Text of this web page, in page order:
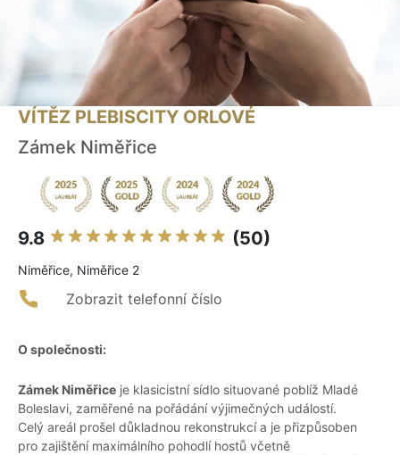
VÍTĚZ PLEBISCITY ORLOVÉ
Zámek Niměřice
9.8 (50)
Niměřice, Niměřice 2
Zobrazit telefonní číslo
O společnosti:
Zámek Niměřice je klasicistní sídlo situované poblíž Mladé
Boleslavi, zaměřené na pořádání výjimečných událostí.
Celý areál prošel důkladnou rekonstrukcí a je přizpůsoben
pro zajištění maximálního pohodlí hostů včetně